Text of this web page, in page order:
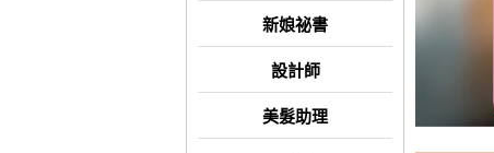
新娘祕書
設計師
美髮助理